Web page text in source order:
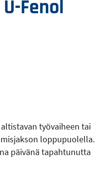
Fenol
työvaiheen tai
loppupuolella.
päivänä tapahtunutta